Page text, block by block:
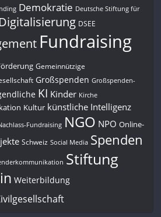
Demokratie Deutsche Stiftung für
Digitalisierung DSEE
Fundraising
Gemeinnützige
Großspenden Großspenden-
KI Kinder Kirche
Kultur künstliche Intelligenz
Fundraising NGO NPO Online-
Schweiz Social Media Spenden
Stiftung
Weiterbildung